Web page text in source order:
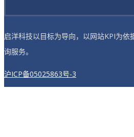
启洋科技以目标为导向，以网站KPI为
询服务。
沪ICP备05025863号-3